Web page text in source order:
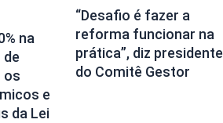
na
os
e
da Lei
“Desafio é fazer a
reforma funcionar na
prática”, diz presidente
do Comitê Gestor